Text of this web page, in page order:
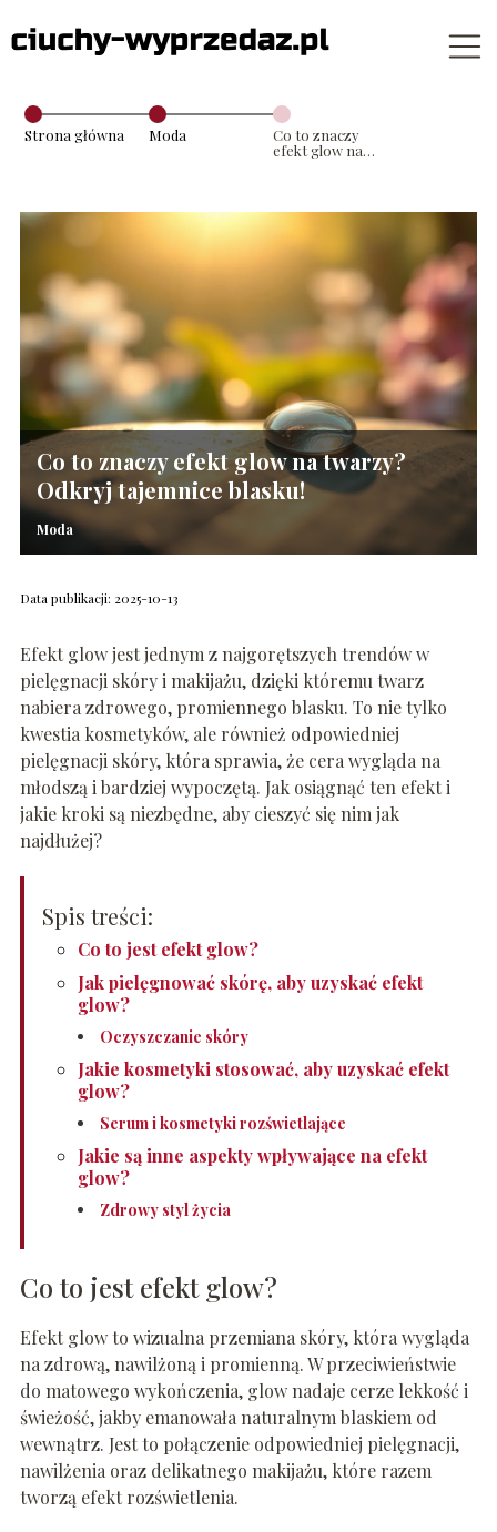
Strona główna Moda
Co to znaczy
efekt glow na
Co to znaczy efekt glow na twarzy?
Odkryj tajemnice blasku!
Moda
Data publikacji: 2025-10-13
Efekt glow jest jednym z najgorętszych trendów w
pielęgnacji skóry i makijażu, dzięki któremu twarz
nabiera zdrowego, promiennego blasku. To nie tylko
kwestia kosmetyków, ale również odpowiedniej
pielęgnacji skóry, która sprawia, że cera wygląda na
młodszą i bardziej wypoczętą. Jak osiągnąć ten efekt i
jakie kroki są niezbędne, aby cieszyć się nim jak
najdłużej?
Spis treści:
Co to jest efekt glow?
Jak pielęgnować skórę, aby uzyskać efekt
glow?
Oczyszczanie skóry
Jakie kosmetyki stosować, aby uzyskać efekt
glow?
Serum i kosmetyki rozświetlające
Jakie są inne aspekty wpływające na efekt
glow?
Zdrowy styl życia
Co to jest efekt glow?
Efekt glow to wizualna przemiana skóry, która wygląda
na zdrową, nawilżoną i promienną. W przeciwieństwie
do matowego wykończenia, glow nadaje cerze lekkość i
świeżość, jakby emanowała naturalnym blaskiem od
wewnątrz. Jest to połączenie odpowiedniej pielęgnacji,
nawilżenia oraz delikatnego makijażu, które razem
tworzą efekt rozświetlenia.